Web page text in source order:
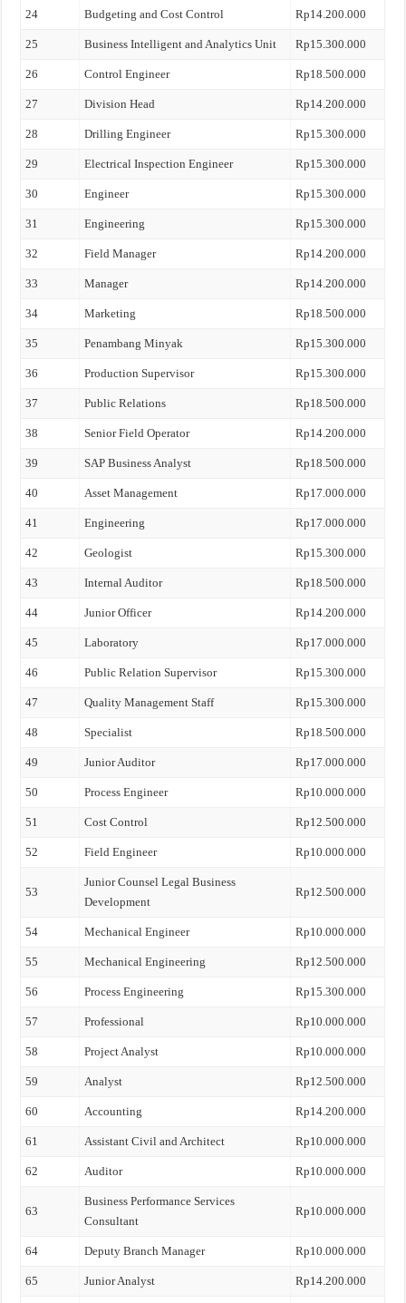
24 Budgeting and Cost Control Rp14.200.000
25 Business Intelligent and Analytics Unit Rp15.300.000
26 Control Engineer Rp18.500.000
27 Division Head Rp14.200.000
28 Drilling Engineer Rp15.300.000
29 Electrical Inspection Engineer Rp15.300.000
30 Engineer Rp15.300.000
31 Engineering Rp15.300.000
32 Field Manager Rp14.200.000
33 Manager Rp14.200.000
34 Marketing Rp18.500.000
35 Penambang Minyak Rp15.300.000
36 Production Supervisor Rp15.300.000
37 Public Relations Rp18.500.000
38 Senior Field Operator Rp14.200.000
39 SAP Business Analyst Rp18.500.000
40 Asset Management Rp17.000.000
41 Engineering Rp17.000.000
42 Geologist Rp15.300.000
43 Internal Auditor Rp18.500.000
44 Junior Officer Rp14.200.000
45 Laboratory Rp17.000.000
46 Public Relation Supervisor Rp15.300.000
47 Quality Management Staff Rp15.300.000
48 Specialist Rp18.500.000
49 Junior Auditor Rp17.000.000
50 Process Engineer Rp10.000.000
51 Cost Control Rp12.500.000
52 Field Engineer Rp10.000.000
53
Junior Counsel Legal Business
Development
Rp12.500.000
54 Mechanical Engineer Rp10.000.000
55 Mechanical Engineering Rp12.500.000
56 Process Engineering Rp15.300.000
57 Professional Rp10.000.000
58 Project Analyst Rp10.000.000
59 Analyst Rp12.500.000
60 Accounting Rp14.200.000
61 Assistant Civil and Architect Rp10.000.000
62 Auditor Rp10.000.000
63
Business Performance Services
Consultant
Rp10.000.000
64 Deputy Branch Manager Rp10.000.000
65 Junior Analyst Rp14.200.000